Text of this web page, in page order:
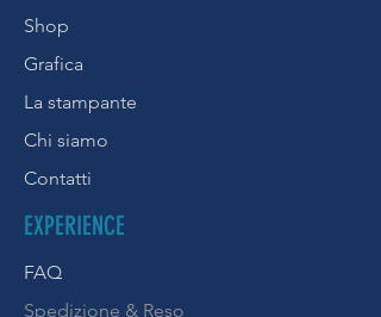
Shop
Grafica
La stampante
Chi siamo
Contatti
EXPERIENCE
FAQ
Spedizione & Reso